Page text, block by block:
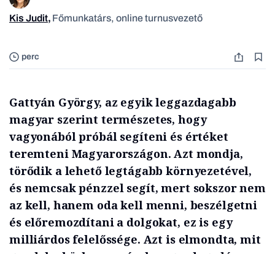
perc
Kis Judit, Főmunkatárs, online turnusvezető
Gattyán György, az egyik leggazdagabb
magyar szerint természetes, hogy
vagyonából próbál segíteni és értéket
teremteni Magyarországon. Azt mondja,
törődik a lehető legtágabb környezetével,
és nemcsak pénzzel segít, mert sokszor nem
az kell, hanem oda kell menni, beszélgetni
és előremozdítani a dolgokat, ez is egy
milliárdos felelőssége. Azt is elmondta, mit